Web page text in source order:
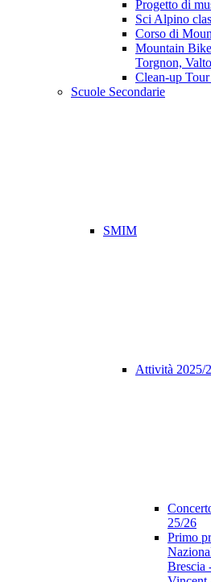
Progetto di
Sci Alpino
Corso di
Mountain
Torgnon,
Clean-up
Scuole Secondarie
SMIM
Attività 2025/
25/26
Primo
Brescia